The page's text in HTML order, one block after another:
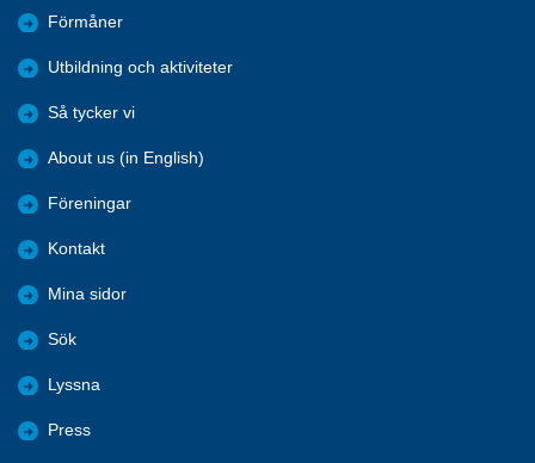
Förmåner
Utbildning och aktiviteter
Så tycker vi
About us (in English)
Föreningar
Kontakt
Mina sidor
Sök
Lyssna
Press